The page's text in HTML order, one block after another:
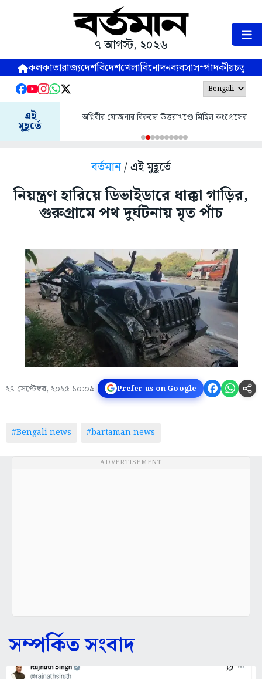
৭ আগস্ট, ২০২৬
কলকাতারাজ্যদেশবিদেশখেলাবিনোদনব্যবসাসম্পাদকীয়
এই
মুহূর্তে
অগ্নিবীর যোজনার বিরুদ্ধে উত্তরাখণ্ডে মিছিল কংগ্রেসের
বর্তমান/ এই মুহূর্তে
নিয়ন্ত্রণ হারিয়ে ডিভাইডারে ধাক্কা গাড়ির,
গুরুগ্রামে পথ দুর্ঘটনায় মৃত পাঁচ
২৭ সেপ্টেম্বর, ২০২৫ ১০:০৯ Prefer us on Google
#Bengali news #bartaman news
ADVERTISEMENT
সম্পর্কিত সংবাদ